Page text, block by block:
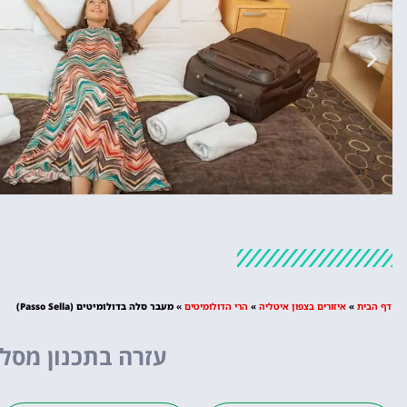
מלונות
מומלץ?
דף הבית » איזורים בצפון איטליה » הרי הדולומיטים » מעבר סלה בדולומיטים (Passo Sella)
עזרה בתכנון